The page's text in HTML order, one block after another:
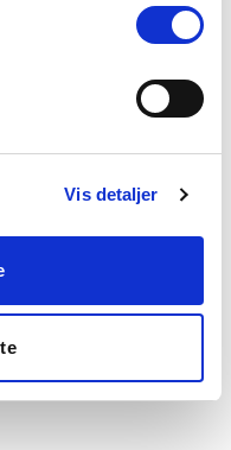
Vis detaljer